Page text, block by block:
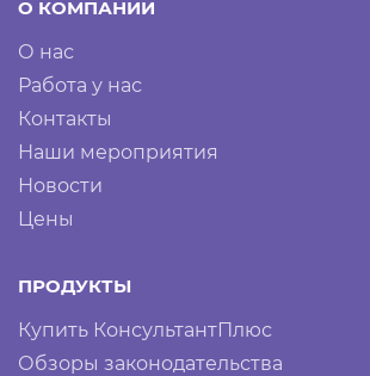
О КОМПАНИИ
О нас
Работа у нас
Контакты
Наши мероприятия
Новости
Цены
ПРОДУКТЫ
Купить КонсультантПлюс
Обзоры законодательства